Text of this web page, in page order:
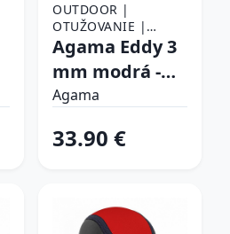
OUTDOOR |
OTUŽOVANIE |
OBLEČENIE NA
OTUŽOVANIE |
ČIAPKY NA
OTUŽOVANIE
Agama Eddy 3
mm modrá -
S/M (50-56)
Agama
33.90 €